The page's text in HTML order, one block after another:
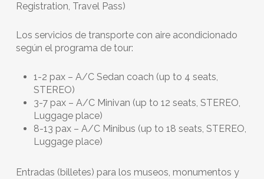
Registration, Travel Pass)
Los servicios de transporte con aire acondicionado
según el programa de tour:
1-2 pax – A/C Sedan coach (up to 4 seats,
STEREO)
3-7 pax – A/C Minivan (up to 12 seats, STEREO,
Luggage place)
8-13 pax – A/C Minibus (up to 18 seats, STEREO,
Luggage place)
Entradas (billetes) para los museos, monumentos y